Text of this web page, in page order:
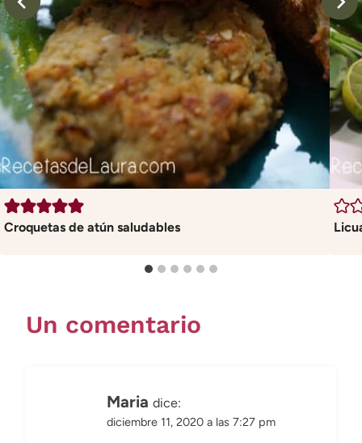
Croquetas de atún saludables
Un comentario
Maria dice:
diciembre 11, 2020 a las 7:27 pm